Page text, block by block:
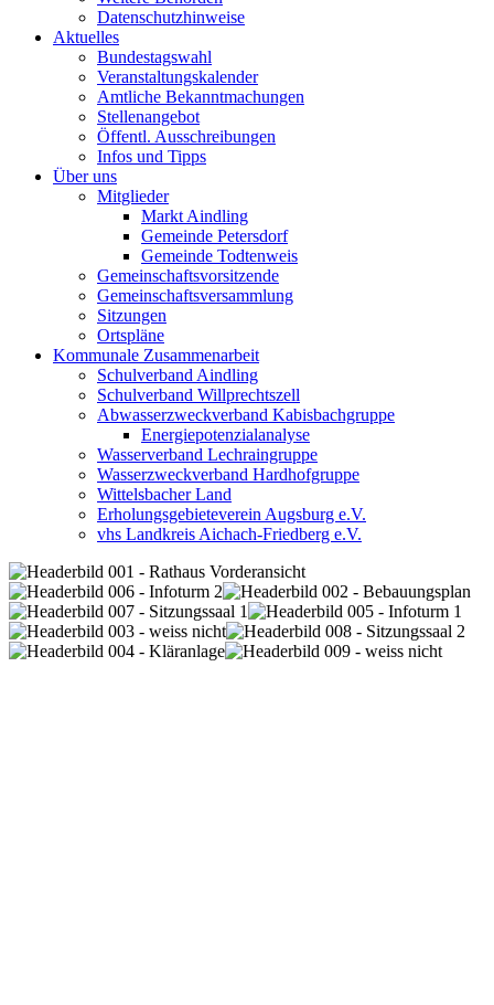
Datenschutzhinweise
Aktuelles
Bundestagswahl
Veranstaltungskalender
Amtliche Bekanntmachungen
Stellenangebot
Öffentl. Ausschreibungen
Infos und Tipps
Über uns
Mitglieder
Markt Aindling
Gemeinde Petersdorf
Gemeinde Todtenweis
Gemeinschaftsvorsitzende
Gemeinschaftsversammlung
Sitzungen
Ortspläne
Kommunale Zusammenarbeit
Schulverband Aindling
Schulverband Willprechtszell
Abwasserzweckverband Kabisbachgruppe
Energiepotenzialanalyse
Wasserverband Lechraingruppe
Wasserzweckverband Hardhofgruppe
Wittelsbacher Land
Erholungsgebieteverein Augsburg e.V.
vhs Landkreis Aichach-Friedberg e.V.